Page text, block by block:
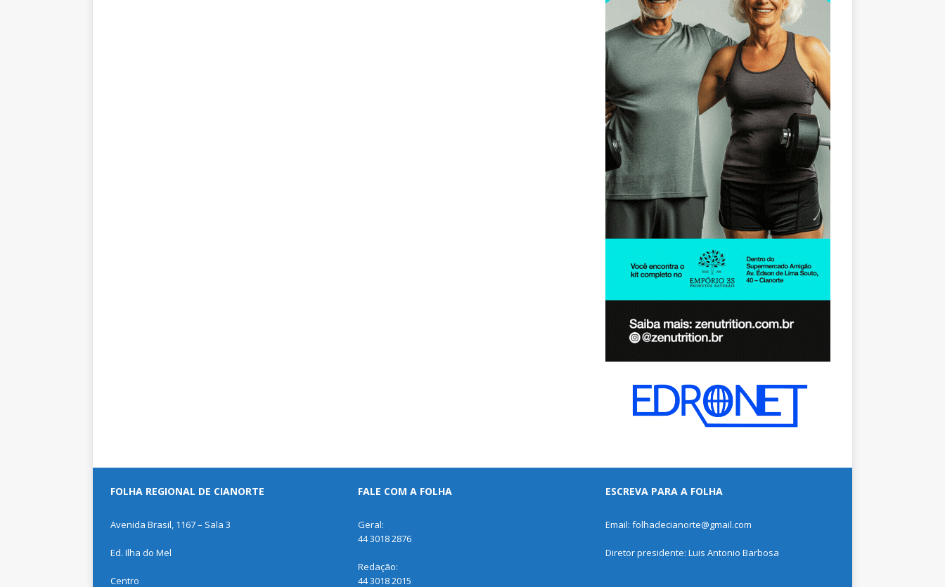
FOLHA REGIONAL DE CIANORTE
Avenida Brasil, 1167 – Sala 3
Ed. Ilha do Mel
Centro
FALE COM A FOLHA
Geral:
44 3018 2876
Redação:
44 3018 2015
ESCREVA PARA A FOLHA
Email: folhadecianorte@gmail.com
Diretor presidente: Luis Antonio Barbosa